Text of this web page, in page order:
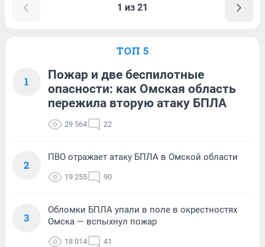
1 из 21
ТОП 5
1
Пожар и две беспилотные
опасности: как Омская область
пережила вторую атаку БПЛА
29 564 22
2
ПВО отражает атаку БПЛА в Омской области
19 255 90
3
Обломки БПЛА упали в поле в окрестностях
Омска — вспыхнул пожар
18 014 41